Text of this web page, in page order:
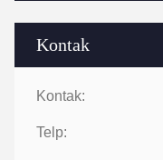
Kontak
Kontak:
Telp: